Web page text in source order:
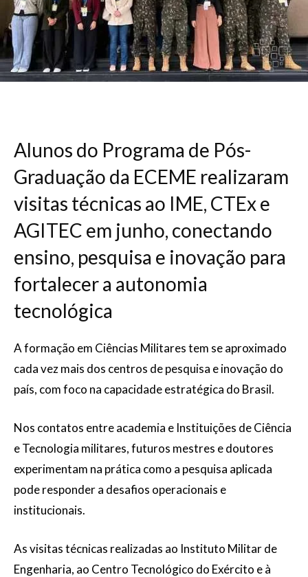
Alunos do Programa de Pós-
Graduação da ECEME realizaram
visitas técnicas ao IME, CTEx e
AGITEC em junho, conectando
ensino, pesquisa e inovação para
fortalecer a autonomia
tecnológica
A formação em Ciências Militares tem se aproximado
cada vez mais dos centros de pesquisa e inovação do
país, com foco na capacidade estratégica do Brasil.
Nos contatos entre academia e Instituições de Ciência
e Tecnologia militares, futuros mestres e doutores
experimentam na prática como a pesquisa aplicada
pode responder a desafios operacionais e
institucionais.
As visitas técnicas realizadas ao Instituto Militar de
Engenharia, ao Centro Tecnológico do Exército e à